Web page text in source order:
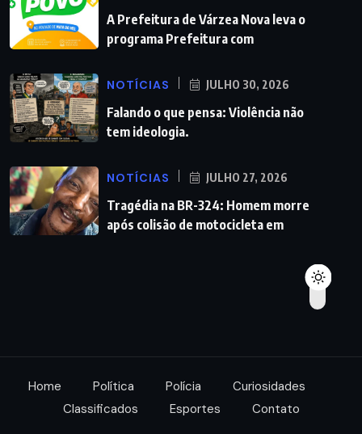
A Prefeitura de Várzea Nova leva o
programa Prefeitura com
NOTÍCIAS JULHO 30, 2026
Falando o que pensa: Violência não
tem ideologia.
NOTÍCIAS JULHO 27, 2026
Tragédia na BR-324: Homem morre
após colisão de motocicleta em
Home Política Polícia
Curiosidades
Classificados
Esportes Contato